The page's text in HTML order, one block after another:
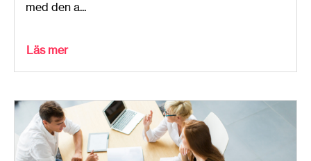
med den a...
Läs mer